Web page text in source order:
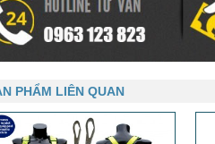
PHẨM LIÊN QUAN